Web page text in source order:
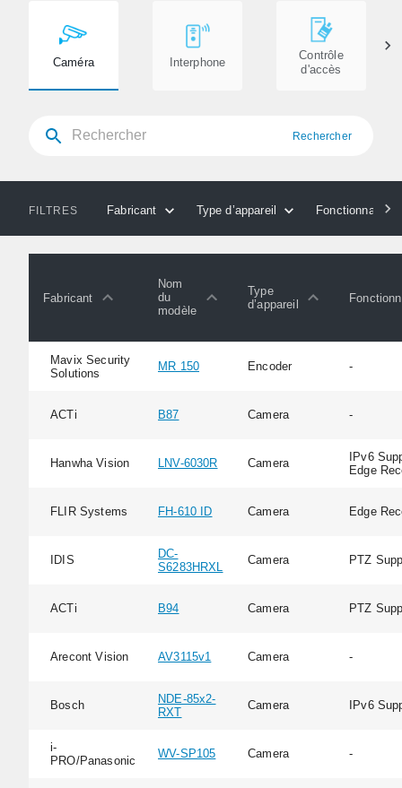
Caméra Interphone
Contrôle
d'accès
Rechercher
FILTRES Fabricant Type d’appareil Fonctionnalités
Fabricant
Nom
du
modèle
Type
d’appareil
Mavix Security
Solutions
MR 150 Encoder -
ACTi B87 Camera -
Hanwha Vision LNV-6030R Camera
IPv6
Edge
FLIR Systems FH-610 ID Camera Edge
IDIS
DC-
S6283HRXL
Camera PTZ
ACTi B94 Camera PTZ
Arecont Vision AV3115v1 Camera -
Bosch
NDE-85x2-
RXT
Camera IPv6
i-
PRO/Panasonic
WV-SP105 Camera -